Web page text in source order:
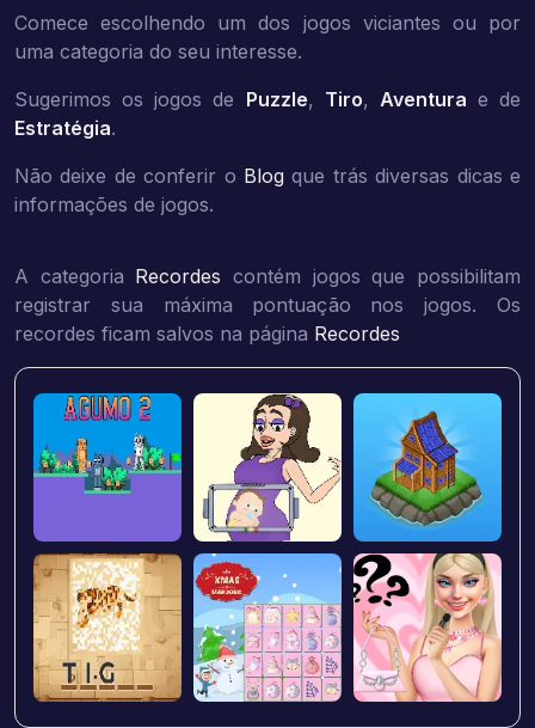
Comece escolhendo um dos jogos viciantes ou por
uma categoria do seu interesse.
Sugerimos os jogos de Puzzle, Tiro, Aventura e de
Estratégia.
Não deixe de conferir o Blog que trás diversas dicas e
informações de jogos.
A categoria Recordes contém jogos que possibilitam
registrar sua máxima pontuação nos jogos. Os
recordes ficam salvos na página Recordes